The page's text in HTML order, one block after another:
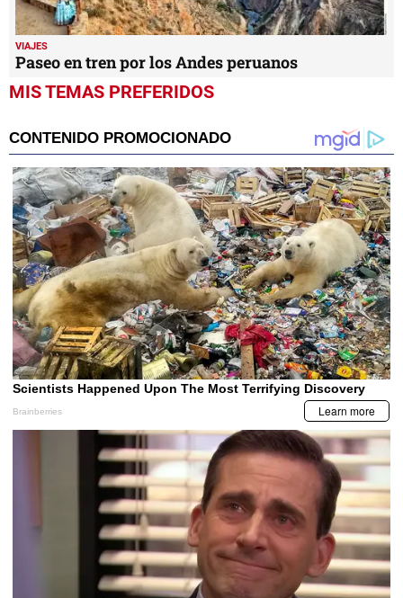
VIAJES
Paseo en tren por los Andes peruanos
MIS TEMAS PREFERIDOS